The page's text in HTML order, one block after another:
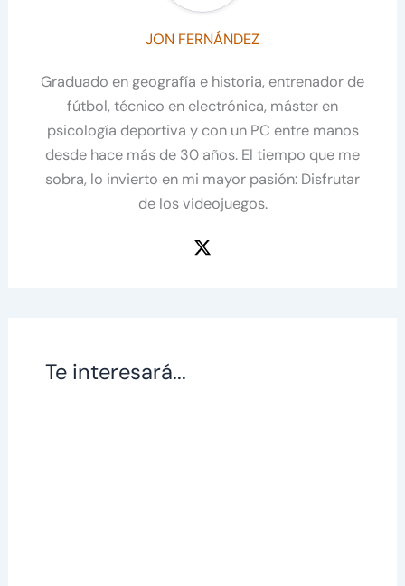
JON FERNÁNDEZ
Graduado en geografía e historia, entrenador de
fútbol, técnico en electrónica, máster en
psicología deportiva y con un PC entre manos
desde hace más de 30 años. El tiempo que me
sobra, lo invierto en mi mayor pasión: Disfrutar
de los videojuegos.
Te interesará...